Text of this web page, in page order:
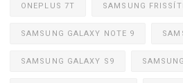
ONEPLUS 7T SAMSUNG
SAMSUNG GALAXY NOTE 9
SAMSUNG GALAXY S9